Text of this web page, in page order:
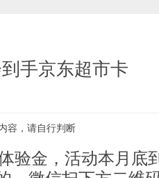
手京东超市卡
容，请自行判断
验金，活动本月底